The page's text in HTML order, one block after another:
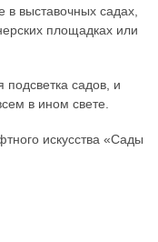
в выставочных садах,
площадках или
садов, и
в ином свете.
искусства «Сады